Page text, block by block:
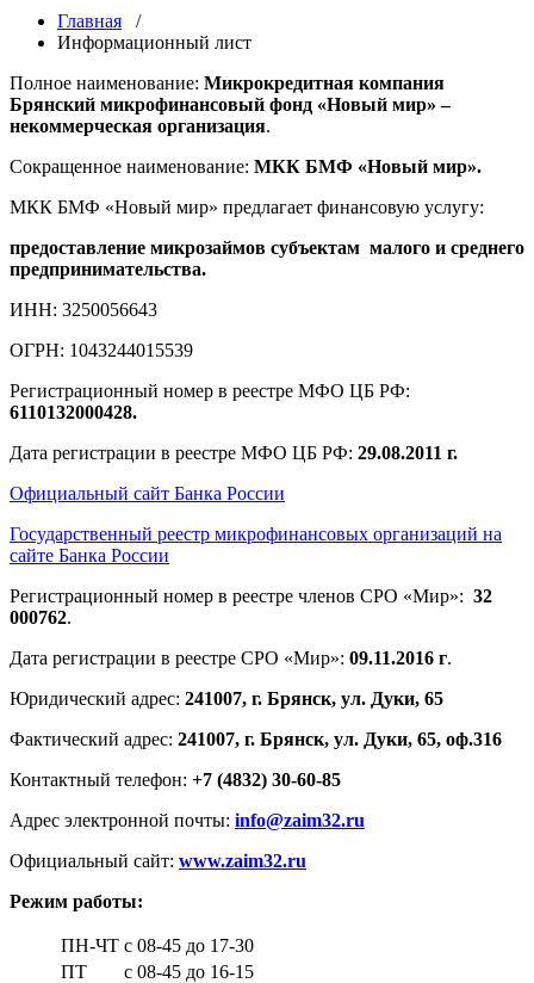
Главная /
Информационный лист
Полное наименование: Микрокредитная компания
Брянский микрофинансовый фонд «Новый мир» ­­–
некоммерческая организация.
Сокращенное наименование: МКК БМФ «Новый мир».
МКК БМФ «Новый мир» предлагает финансовую услугу:
предоставление микрозаймов субъектам малого и среднего
предпринимательства.
ИНН: 3250056643
ОГРН: 1043244015539
Регистрационный номер в реестре МФО ЦБ РФ:
6110132000428.
Дата регистрации в реестре МФО ЦБ РФ: 29.08.2011 г.
Официальный сайт Банка России
Государственный реестр микрофинансовых организаций на
сайте Банка России
Регистрационный номер в реестре членов СРО «Мир»: 32
000762.
Дата регистрации в реестре СРО «Мир»: 09.11.2016 г.
Юридический адрес: 241007, г. Брянск, ул. Дуки, 65
Фактический адрес: 241007, г. Брянск, ул. Дуки, 65, оф.316
Контактный телефон: +7 (4832) 30-60-85
Адрес электронной почты: info@zaim32.ru
Официальный сайт: www.zaim32.ru
Режим работы:
ПН-ЧТ с 08-45 до 17-30
ПТ
с 08-45 до 16-15